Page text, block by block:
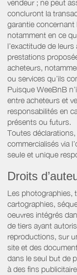
vendeur ; ne peut
concluront la
garantie concernant
notamment en ce
l’exactitude de
prestations
acheteurs,
ou services qu’ils
Puisque WeeBnB
entre acheteurs et
responsabilités en
présents ou futurs.
Toutes
commercialisés via
seule et unique
Droits
Les photographies,
cartographies,
oeuvres intégrés
de tiers ayant
reproductions, sur
site et des
dans le seul but de
à des fins